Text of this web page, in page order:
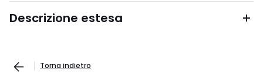
Descrizione estesa
Torna indietro